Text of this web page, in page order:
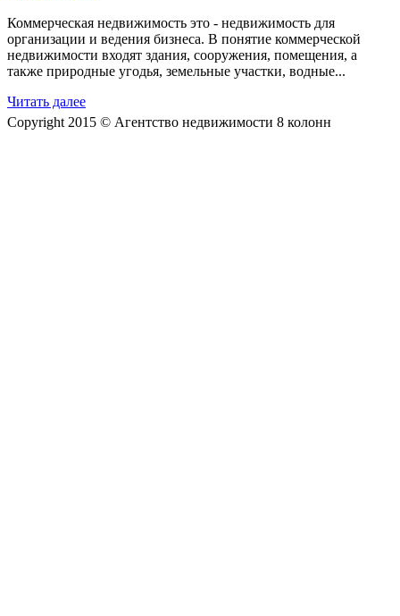
Коммерческая недвижимость это - недвижимость для
организации и ведения бизнеса. В понятие коммерческой
недвижимости входят здания, сооружения, помещения, а
также природные угодья, земельные участки, водные...
Читать далее
Copyright 2015 © Агентство недвижимости 8 колонн